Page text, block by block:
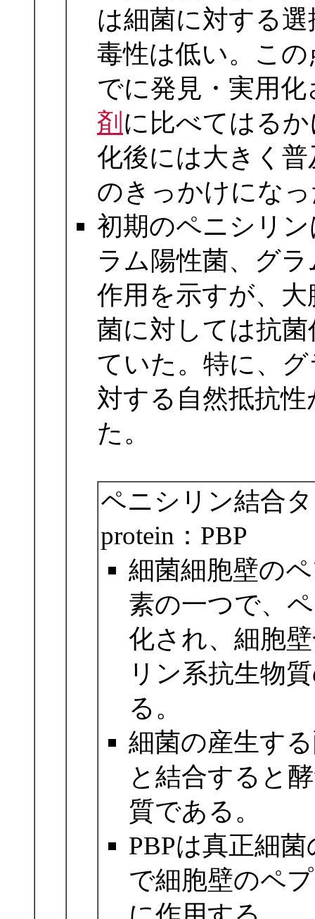
は細菌に対する
毒性は低い。こ
でに発見・実用
剤 に比べてはる
化後には大きく
のきっかけにな
初期のペニシリ
ラム陽性菌、グ
作用を示すが、
菌に対しては抗
ていた。特に、
対する自然抵抗
た。
ペニシリン結合
protein：PBP
細菌細胞壁の
素の一つで、
化され、細胞
リン系抗生物
る。
細菌の産生す
と結合すると
質である。
PBPは真正細
で細胞壁のペ